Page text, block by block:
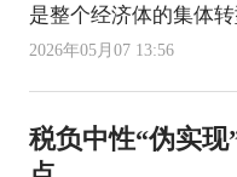
是整个经济体的集体
2026年05月07 13:56
税负中性“伪实